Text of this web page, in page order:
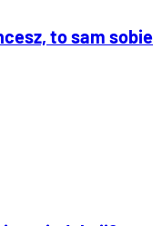
to sam sobie